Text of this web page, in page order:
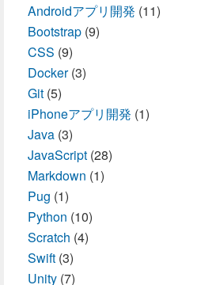
Androidアプリ開発 (11)
Bootstrap (9)
CSS (9)
Docker(3)
Git (5)
iPhoneアプリ開発 (1)
Java (3)
JavaScript (28)
Markdown (1)
Pug (1)
Python (10)
Scratch (4)
Swift (3)
Unity (7)